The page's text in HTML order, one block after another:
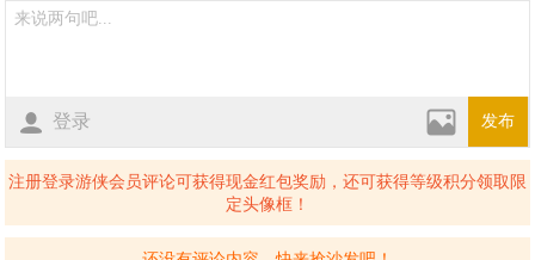
登录 发布
注册登录游侠会员评论可获得现金红包奖励，还可获得等级积分领取限
定头像框！